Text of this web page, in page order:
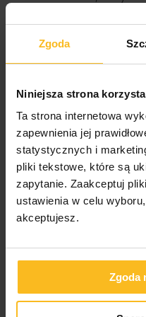
Zgoda
Niniejsza strona
Ta strona internetowa
zapewnienia jej
statystycznych i
pliki tekstowe, które są
zapytanie. Zaakceptuj
ustawienia w celu
akceptujesz.
Zgoda
aby obsłużyć
o właściwie zasoby
związku z obecną
zatrudnienie o 100
o bardziej
sięgnęły po IT. Na
cyfryzacji
windykacyjna,
przekazywania
Firmy chwalą się
„skrojonymi”
jakie niesie